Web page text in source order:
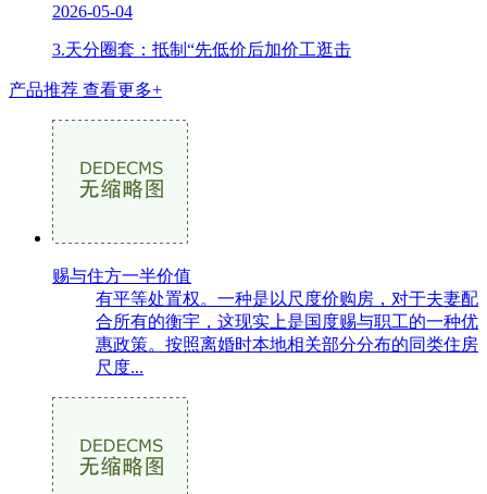
2026-05-04
3.天分圈套：抵制“先低价后加价工逛击
产品推荐 查看更多+
赐与住方一半价值
有平等处置权。一种是以尺度价购房，对于夫妻配
合所有的衡宇，这现实上是国度赐与职工的一种优
惠政策。按照离婚时本地相关部分分布的同类住房
尺度...